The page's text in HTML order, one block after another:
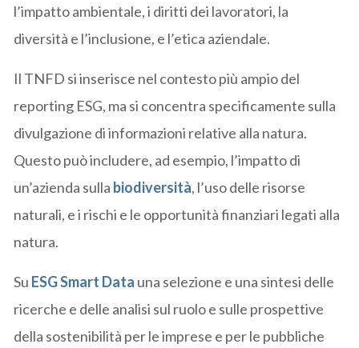
l’impatto ambientale, i diritti dei lavoratori, la
diversità e l’inclusione, e l’etica aziendale.
Il TNFD si inserisce nel contesto più ampio del
reporting ESG, ma si concentra specificamente sulla
divulgazione di informazioni relative alla natura.
Questo può includere, ad esempio, l’impatto di
un’azienda sulla biodiversità, l’uso delle risorse
naturali, e i rischi e le opportunità finanziari legati alla
natura.
Su ESG Smart Data una selezione e una sintesi delle
ricerche e delle analisi sul ruolo e sulle prospettive
della sostenibilità per le imprese e per le pubbliche